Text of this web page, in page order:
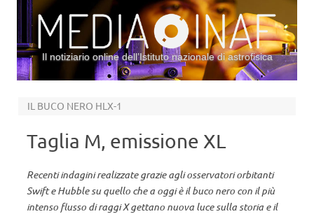
Il notiziario online dell’Istituto nazionale di astrofisica
IL BUCO NERO HLX-1
Taglia M, emissione XL
Recenti indagini realizzate grazie agli osservatori orbitanti
Swift e Hubble su quello che a oggi è il buco nero con il più
intenso flusso di raggi X gettano nuova luce sulla storia e il